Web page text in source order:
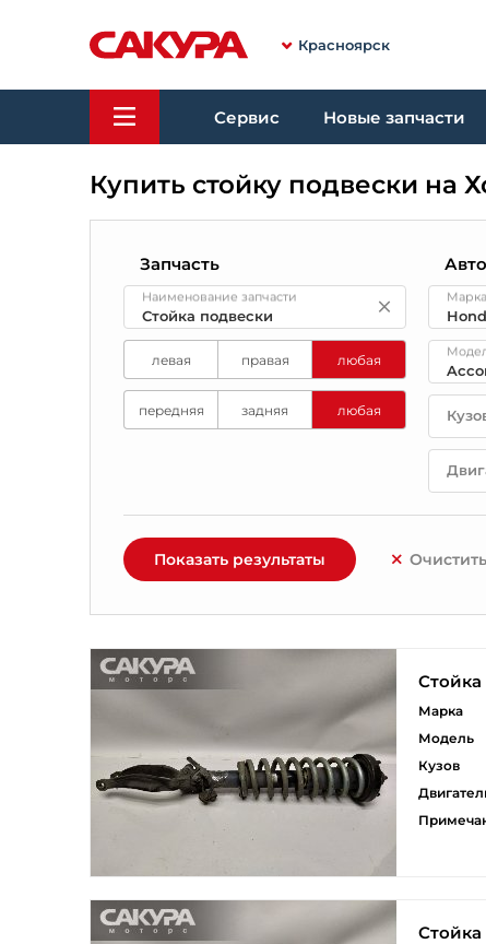
Красноярск
Сервис Новые запчасти
Купить стойку подвески на
Запчасть
Наименование запчасти
левая правая любая
передняя задняя любая
Марка
Показать результаты Очистить
Стойка
Марка
Модель
Кузов
Стойка